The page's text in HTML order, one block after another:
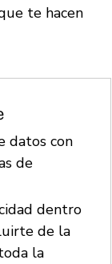
te hacen
datos con
de
dentro
de la
la